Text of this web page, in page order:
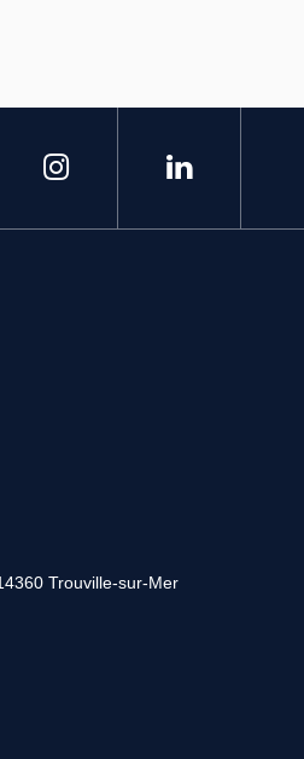
Trouville-sur-Mer